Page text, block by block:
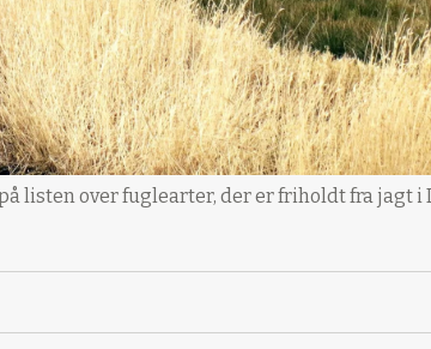
listen over fuglearter, der er friholdt fra jagt i